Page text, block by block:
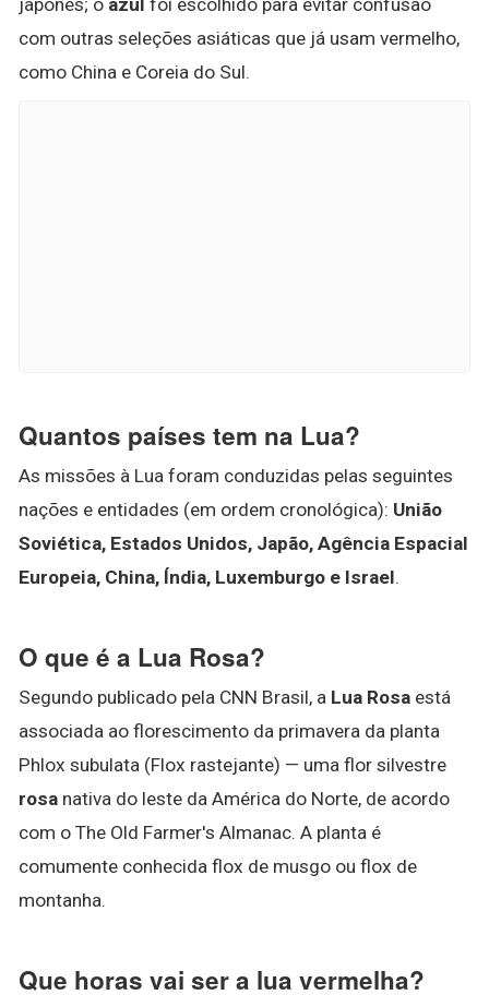
com outras seleções asiáticas que já usam vermelho,
como China e Coreia do Sul.
Quantos países tem na Lua?
As missões à Lua foram conduzidas pelas seguintes
nações e entidades (em ordem cronológica): União
Soviética, Estados Unidos, Japão, Agência Espacial
Europeia, China, Índia, Luxemburgo e Israel.
O que é a Lua Rosa?
Segundo publicado pela CNN Brasil, a Lua Rosa está
associada ao florescimento da primavera da planta
Phlox subulata (Flox rastejante) — uma flor silvestre
rosa nativa do leste da América do Norte, de acordo
com o The Old Farmer's Almanac. A planta é
comumente conhecida flox de musgo ou flox de
montanha.
Que horas vai ser a lua vermelha?